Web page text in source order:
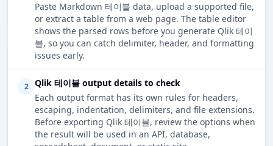
Paste Markdown 테이블 data, upload a supported file,
or extract a table from a web page. The table editor
shows the parsed rows before you generate Qlik 테이
블, so you can catch delimiter, header, and formatting
issues early.
2
Qlik 테이블 output details to check
Each output format has its own rules for headers,
escaping, indentation, delimiters, and file extensions.
Before exporting Qlik 테이블, review the options when
the result will be used in an API, database,